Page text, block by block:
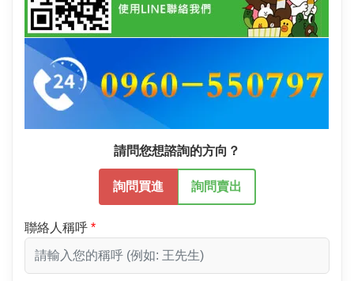
請問您想諮詢的方向？
詢問買進 詢問賣出
聯絡人稱呼